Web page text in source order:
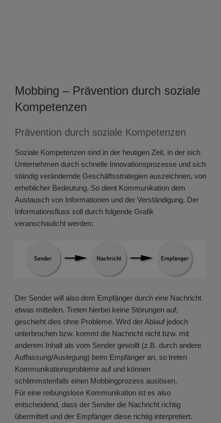
Mobbing – Prävention durch soziale
Kompetenzen
Prävention durch soziale Kompetenzen
Soziale Kompetenzen sind in der heutigen Zeit, in der sich
Unternehmen durch schnelle Innovationsprozesse und sich
ständig verändernde Geschäftsstrategien auszeichnen, von
erheblicher Bedeutung. So dient Kommunikation dem
Austausch von Informationen und der Verständigung. Der
Informationsfluss soll durch folgende Grafik
veranschaulicht werden:
Der Sender will also dem Empfänger durch eine Nachricht
etwas mitteilen. Treten hierbei keine Störungen auf,
geschieht dies ohne Probleme. Wird der Ablauf jedoch
unterbrochen bzw. kommt die Nachricht nicht bzw. mit
anderem Inhalt als vom Sender gewollt (z.B. durch andere
Auffassung/Auslegung) beim Empfänger an, so treten
Kommunikationsprobleme auf und können
schlimmstenfalls einen Mobbingprozess auslösen.
Für eine reibungslose Kommunikation ist es also
entscheidend, dass der Sender die Nachricht richtig
übermittelt und der Empfänger diese richtig interpretiert.